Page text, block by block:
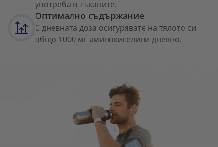
употреба в тъканите.
Оптимално съдържание
С дневната доза осигурявате на тялото си
общо 1000 мг аминокиселини дневно.